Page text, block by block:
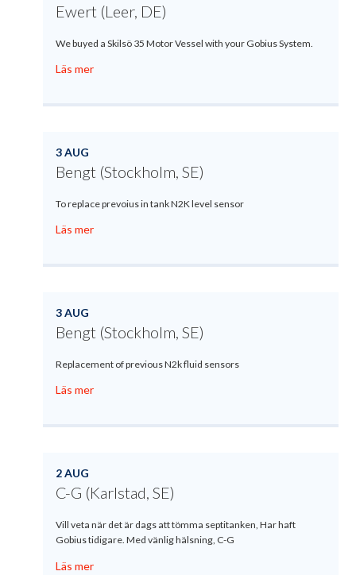
Ewert (Leer, DE)
We buyed a Skilsö 35 Motor Vessel with your Gobius System.
Läs mer
3 AUG
Bengt (Stockholm, SE)
To replace prevoius in tank N2K level sensor
Läs mer
3 AUG
Bengt (Stockholm, SE)
Replacement of previous N2k fluid sensors
Läs mer
2 AUG
C-G (Karlstad, SE)
Vill veta när det är dags att tömma septitanken, Har haft
Gobius tidigare. Med vänlig hälsning, C-G
Läs mer